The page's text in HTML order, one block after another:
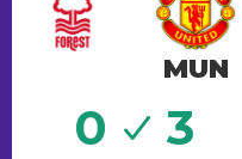
MUN
0 3
Sucesso